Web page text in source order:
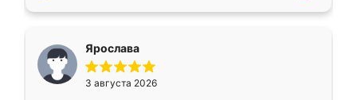
Ярослава
3 августа 2026